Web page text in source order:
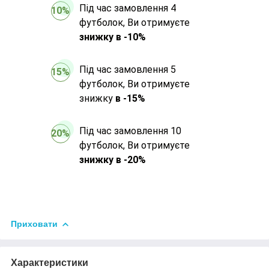
10%
Під час замовлення 4
футболок, Ви отримуєте
знижку в -10%
15%
Під час замовлення 5
футболок, Ви отримуєте
знижку в -15%
20%
Під час замовлення 10
футболок, Ви отримуєте
знижку в -20%
Приховати
Характеристики